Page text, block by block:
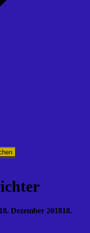
18. Dezember 201818.